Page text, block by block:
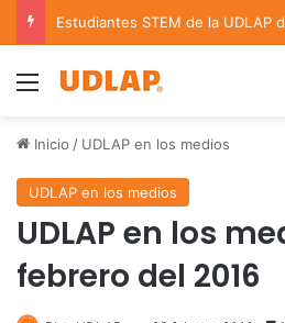
Menu
Inicio / UDLAP en los medios
UDLAP en los medios
UDLAP en los
febrero del 2016